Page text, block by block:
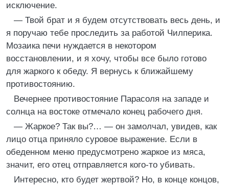
исключение.
— Твой брат и я будем отсутствовать весь день, и
я поручаю тебе проследить за работой Чилперика.
Мозаика печи нуждается в некотором
восстановлении, и я хочу, чтобы все было готово
для жаркого к обеду. Я вернусь к ближайшему
противостоянию.
Вечернее противостояние Парасоля на западе и
солнца на востоке отмечало конец рабочего дня.
— Жаркое? Так вы?… — он замолчал, увидев, как
лицо отца приняло суровое выражение. Если в
обеденном меню предусмотрено жаркое из мяса,
значит, его отец отправляется кого-то убивать.
Интересно, кто будет жертвой? Но, в конце концов,